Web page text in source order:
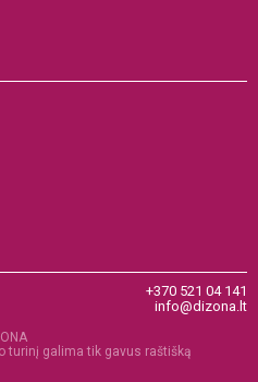
+370 521 04 141
info@dizona.lt
turinį galima tik gavus raštišką